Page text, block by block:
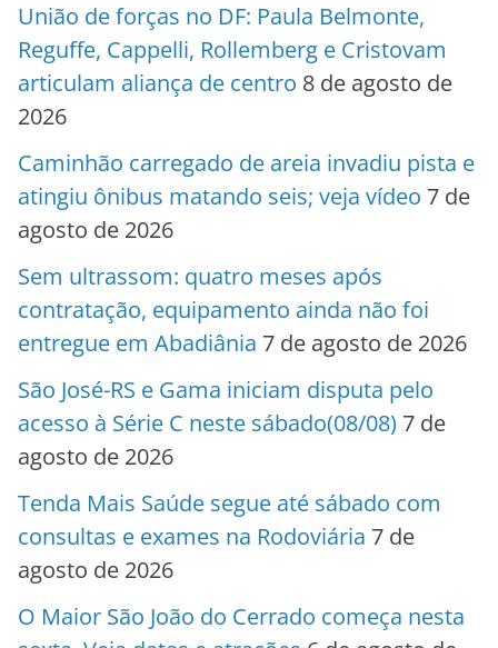
União de forças no DF: Paula Belmonte,
Reguffe, Cappelli, Rollemberg e Cristovam
articulam aliança de centro 8 de agosto de
2026
Caminhão carregado de areia invadiu pista e
atingiu ônibus matando seis; veja vídeo 7 de
agosto de 2026
Sem ultrassom: quatro meses após
contratação, equipamento ainda não foi
entregue em Abadiânia 7 de agosto de 2026
São José-RS e Gama iniciam disputa pelo
acesso à Série C neste sábado(08/08) 7 de
agosto de 2026
Tenda Mais Saúde segue até sábado com
consultas e exames na Rodoviária 7 de
agosto de 2026
O Maior São João do Cerrado começa nesta